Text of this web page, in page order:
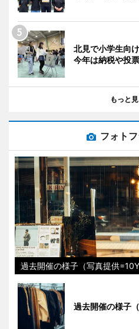
北見で小学生向
今年は納税や投
もっと
フォト
過去開催の様子（写真提供
過去開催の様子